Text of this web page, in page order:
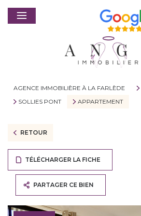
AGENCE IMMOBILIÈRE À LA FARLÈDE
SOLLIES PONT
APPARTEMENT
RETOUR
TÉLÉCHARGER LA FICHE
PARTAGER CE BIEN